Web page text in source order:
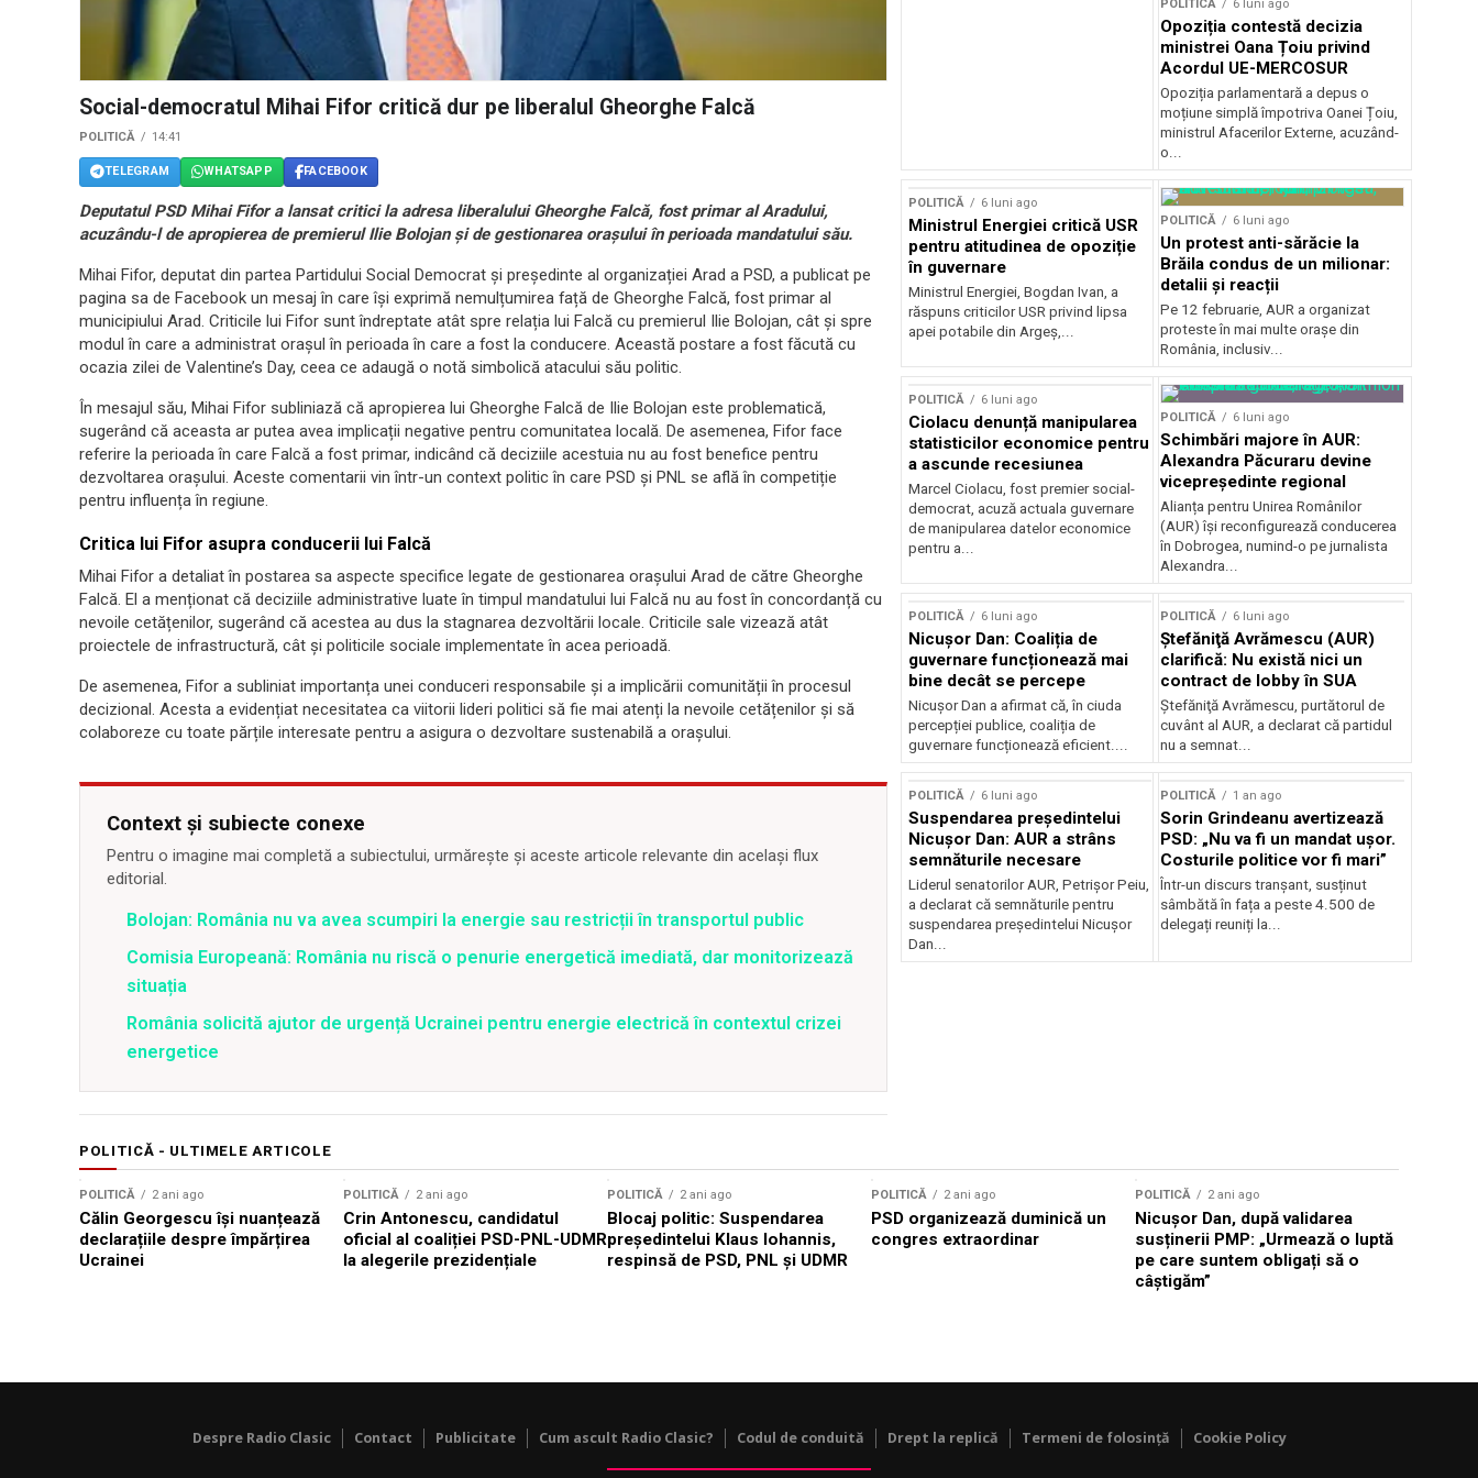
Social-democratul Mihai Fifor critică dur pe liberalul Gheorghe Falcă
POLITICĂ 14:41
TELEGRAM WHATSAPP FACEBOOK
Deputatul PSD Mihai Fifor a lansat critici la adresa liberalului Gheorghe Falcă, fost primar al Aradului,
acuzându-l de apropierea de premierul Ilie Bolojan și de gestionarea orașului în perioada mandatului său.
Mihai Fifor, deputat din partea Partidului Social Democrat și președinte al organizației Arad a PSD, a publicat pe
pagina sa de Facebook un mesaj în care își exprimă nemulțumirea față de Gheorghe Falcă, fost primar al
municipiului Arad. Criticile lui Fifor sunt îndreptate atât spre relația lui Falcă cu premierul Ilie Bolojan, cât și spre
modul în care a administrat orașul în perioada în care a fost la conducere. Această postare a fost făcută cu
ocazia zilei de Valentine’s Day, ceea ce adaugă o notă simbolică atacului său politic.
În mesajul său, Mihai Fifor subliniază că apropierea lui Gheorghe Falcă de Ilie Bolojan este problematică,
sugerând că aceasta ar putea avea implicații negative pentru comunitatea locală. De asemenea, Fifor face
referire la perioada în care Falcă a fost primar, indicând că deciziile acestuia nu au fost benefice pentru
dezvoltarea orașului. Aceste comentarii vin într-un context politic în care PSD și PNL se află în competiție
pentru influența în regiune.
Critica lui Fifor asupra conducerii lui Falcă
Mihai Fifor a detaliat în postarea sa aspecte specifice legate de gestionarea orașului Arad de către Gheorghe
Falcă. El a menționat că deciziile administrative luate în timpul mandatului lui Falcă nu au fost în concordanță cu
nevoile cetățenilor, sugerând că acestea au dus la stagnarea dezvoltării locale. Criticile sale vizează atât
proiectele de infrastructură, cât și politicile sociale implementate în acea perioadă.
De asemenea, Fifor a subliniat importanța unei conduceri responsabile și a implicării comunității în procesul
decizional. Acesta a evidențiat necesitatea ca viitorii lideri politici să fie mai atenți la nevoile cetățenilor și să
colaboreze cu toate părțile interesate pentru a asigura o dezvoltare sustenabilă a orașului.
Context și subiecte conexe
Pentru o imagine mai completă a subiectului, urmărește și aceste articole relevante din același flux
editorial.
Bolojan: România nu va avea scumpiri la energie sau restricții în transportul public
Comisia Europeană: România nu riscă o penurie energetică imediată, dar monitorizează
situația
România solicită ajutor de urgență Ucrainei pentru energie electrică în contextul crizei
energetice
POLITICĂ 6 luni ago
Opoziția contestă decizia
ministrei Oana Țoiu privind
Acordul UE-MERCOSUR
Opoziția parlamentară a depus o
moțiune simplă împotriva Oanei Țoiu,
ministrul Afacerilor Externe, acuzând-
o...
POLITICĂ 6 luni ago
Ministrul Energiei critică USR
pentru atitudinea de opoziție
în guvernare
Ministrul Energiei, Bogdan Ivan, a
răspuns criticilor USR privind lipsa
apei potabile din Argeș,...
POLITICĂ 6 luni ago
Un protest anti-sărăcie la
Brăila condus de un milionar:
detalii și reacții
Pe 12 februarie, AUR a organizat
proteste în mai multe orașe din
România, inclusiv...
POLITICĂ 6 luni ago
Ciolacu denunță manipularea
statisticilor economice pentru
a ascunde recesiunea
Marcel Ciolacu, fost premier social-
democrat, acuză actuala guvernare
de manipularea datelor economice
pentru a...
POLITICĂ 6 luni ago
Schimbări majore în AUR:
Alexandra Păcuraru devine
vicepreședinte regional
Alianța pentru Unirea Românilor
(AUR) își reconfigurează conducerea
în Dobrogea, numind-o pe jurnalista
Alexandra...
POLITICĂ 6 luni ago
Nicușor Dan: Coaliția de
guvernare funcționează mai
bine decât se percepe
Nicușor Dan a afirmat că, în ciuda
percepției publice, coaliția de
guvernare funcționează eficient....
POLITICĂ 6 luni ago
Ştefăniţă Avrămescu (AUR)
clarifică: Nu există nici un
contract de lobby în SUA
Ştefăniţă Avrămescu, purtătorul de
cuvânt al AUR, a declarat că partidul
nu a semnat...
POLITICĂ 6 luni ago
Suspendarea președintelui
Nicușor Dan: AUR a strâns
semnăturile necesare
Liderul senatorilor AUR, Petrișor Peiu,
a declarat că semnăturile pentru
suspendarea președintelui Nicușor
Dan...
POLITICĂ 1 an ago
Sorin Grindeanu avertizează
PSD: „Nu va fi un mandat ușor.
Costurile politice vor fi mari”
Într-un discurs tranșant, susținut
sâmbătă în fața a peste 4.500 de
delegați reuniți la...
POLITICĂ - ULTIMELE ARTICOLE
POLITICĂ 2 ani ago
Călin Georgescu își nuanțează
declarațiile despre împărțirea
Ucrainei
POLITICĂ 2 ani ago
Crin Antonescu, candidatul
oficial al coaliției PSD-PNL-UDMR
la alegerile prezidențiale
POLITICĂ 2 ani ago
Blocaj politic: Suspendarea
președintelui Klaus Iohannis,
respinsă de PSD, PNL și UDMR
POLITICĂ 2 ani ago
PSD organizează duminică un
congres extraordinar
POLITICĂ 2 ani ago
Nicuşor Dan, după validarea
susținerii PMP: „Urmează o luptă
pe care suntem obligați să o
câștigăm”
Despre Radio Clasic Contact Publicitate Cum ascult Radio Clasic? Codul de conduită Drept la replică Termeni de folosință Cookie Policy